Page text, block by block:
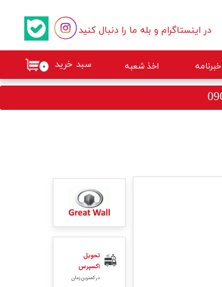
خبرنامه اخذ شعبه ۰ سبد خرید
در اینستاگرام و بله ما را دنبال کنید
تحویل
اکسپرس
در کمترین زمان